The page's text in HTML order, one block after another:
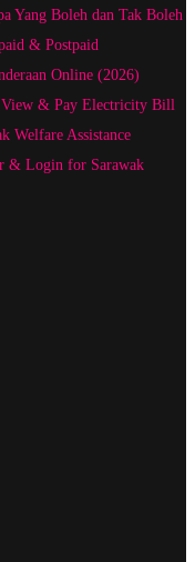
Yang Boleh dan Tak Boleh
& Postpaid
Online (2026)
View & Pay Electricity Bill
Welfare Assistance
& Login for Sarawak